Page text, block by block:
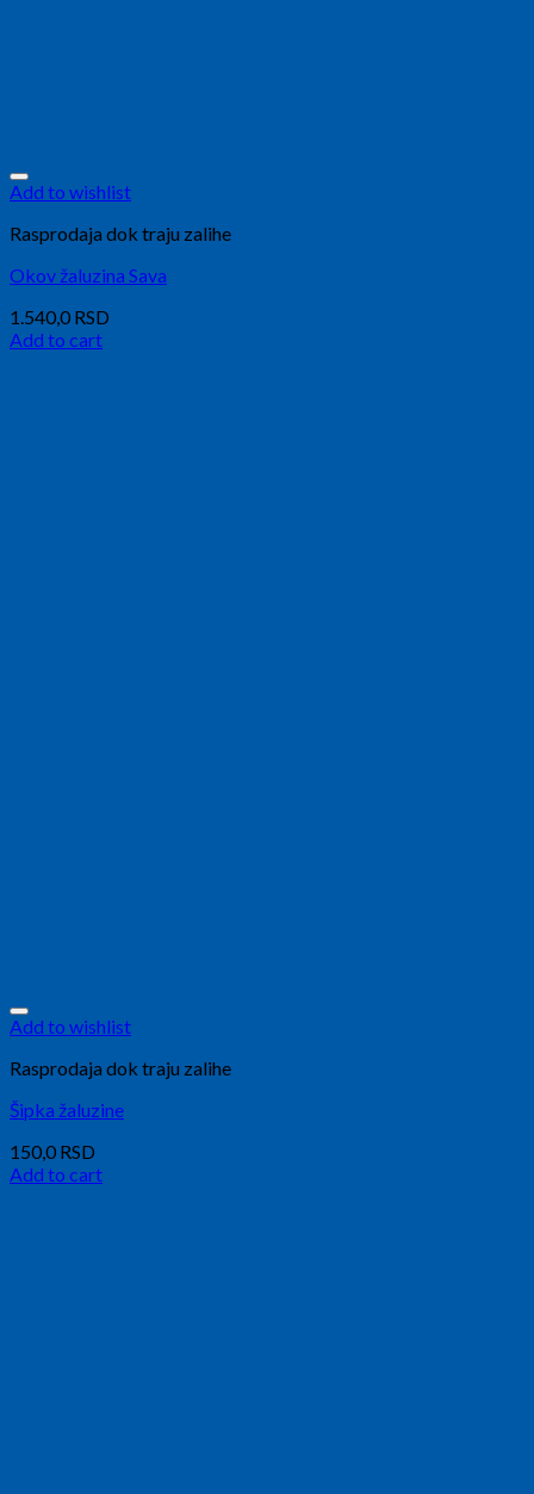
Add to wishlist
Rasprodaja dok traju zalihe
Okov žaluzina Sava
1.540,0 RSD
Add to cart
Add to wishlist
Rasprodaja dok traju zalihe
Šipka žaluzine
150,0 RSD
Add to cart